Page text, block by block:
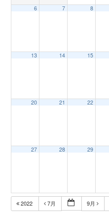
6 7 8
13 14 15
20 21 22
27 28 29
2022 7月 9月